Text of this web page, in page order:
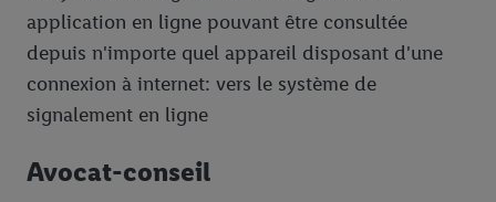
application en ligne pouvant être consultée
depuis n'importe quel appareil disposant d'une
connexion à internet: vers le système de
signalement en ligne
Avocat-conseil